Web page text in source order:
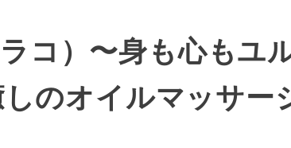
コ）〜身も心もユ
のオイルマッサー